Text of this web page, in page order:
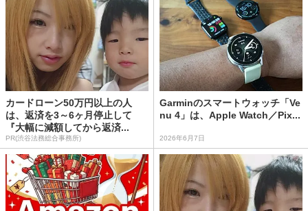
カードローン50万円以上の人
は、返済を3～6ヶ月停止して
『大幅に減額してから返済...
PR(渋谷法務総合事務所)
Garminのスマートウォッチ「Ve
nu 4」は、Apple Watch／Pix...
2026年6月7日